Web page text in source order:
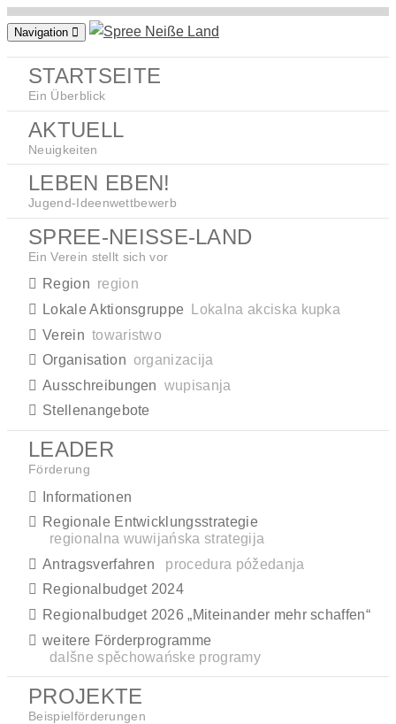
Zum
springen
Navigation
STARTSEITE
Ein Überblick
AKTUELL
Neuigkeiten
LEBEN EBEN!
Jugend-Ideenwettbewerb
SPREE-NEISSE-LAND
Ein Verein stellt sich vor
Region region
Lokale Aktionsgruppe
Lokalna akciska kupka
Verein towaristwo
Organisation organizacija
Ausschreibungen wupisanja
Stellenangebote
LEADER
Förderung
Informationen
Regionale Entwicklungsstrategie
regionalna wuwijańska strategija
Antragsverfahren
procedura póžedanja
Regionalbudget 2024
Regionalbudget 2026 „Miteinander mehr schaffen“
weitere Förderprogramme
dalšne spěchowańske programy
PROJEKTE
Beispielförderungen